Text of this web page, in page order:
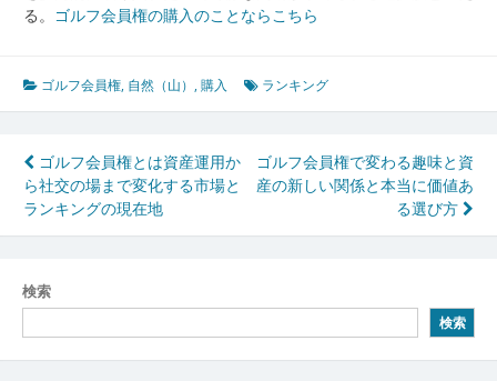
る。 ゴルフ会員権の購入のことならこちら
ゴルフ会員権, 自然（山） ,購入 ランキング
投
稿
ナ
ビ
ゲ
ー
ゴルフ会員権とは資産運用か
ら社交の場まで変化する市場と
ランキングの現在地
ゴルフ会員権で変わる趣味と資
産の新しい関係と本当に価値あ
る選び方
検索
検索